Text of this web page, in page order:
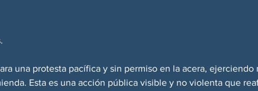
una protesta pacífica y sin permiso en la acera,
Esta es una acción pública visible y no violenta que